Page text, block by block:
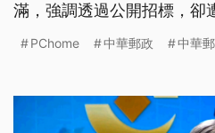
滿，強調透過公開招標，卻
場捷運A7打造的物流中心
引發立委質疑獨厚一家特定
撤換郵政總經理陳憲着。 民
PChome 中華郵政 中華